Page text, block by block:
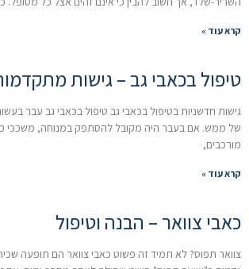
קרא עוד »
טיפול בכאבי גב – גישות
גישות חדשניות בטיפול בכאבי גב טיפול בכאבי גב עבר
של ממש. אם בעבר היה מקובל להסתפק במנוחה, משככי
מורכבים,
קרא עוד »
כאבי צוואר – הבנה וטיפול
צוואר תפוס? לא תמיד זה פשוט כאבי צוואר הם תופעה